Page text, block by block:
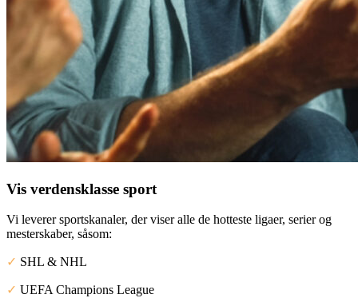
Vis verdensklasse sport
Vi leverer sportskanaler, der viser alle de hotteste ligaer, serier og
mesterskaber, såsom:
✓ SHL & NHL
✓ UEFA Champions League